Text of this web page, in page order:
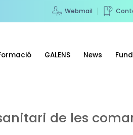
Webmail
GALENS News
de les